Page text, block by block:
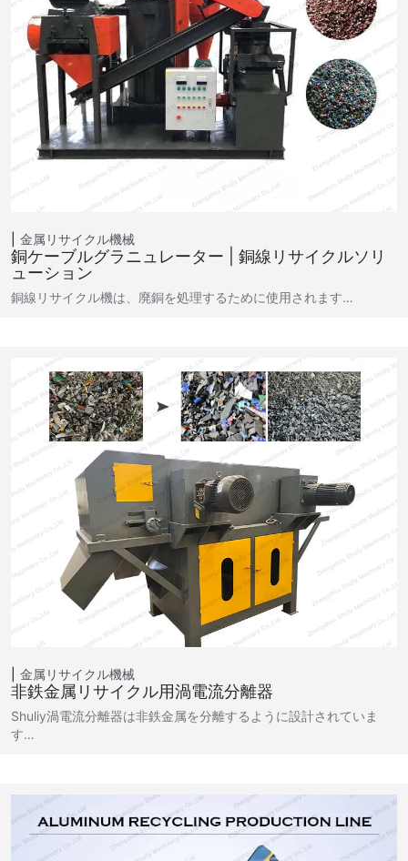
金属リサイクル機械
銅ケーブルグラニュレーター | 銅線リサイクルソリ
ューション
銅線リサイクル機は、廃銅を処理するために使用されます…
金属リサイクル機械
非鉄金属リサイクル用渦電流分離器
Shuliy渦電流分離器は非鉄金属を分離するように設計されていま
す…